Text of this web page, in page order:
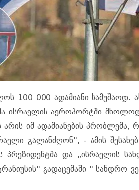
100 000 ადა­მი­ა­ნი სა­მუ­შა­ოდ.
ის­რა­ე­ლის აე­რო­პორ­ტში
იმ ადა­მი­ა­ნე­ბის
გა­ლან­ძღონ", - ამის
პრე­ზი­დენ­ტმა და „ის­რა­ე­ლის
გა­და­ცე­მა­ში " სან­დრო